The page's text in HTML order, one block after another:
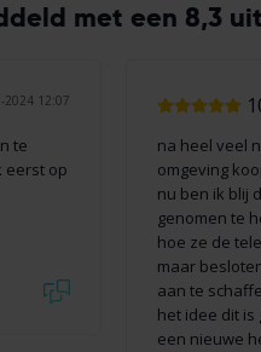
met een 8,3
2024 12:07
te
eerst op
na heel veel
omgeving
nu ben ik blij
genomen te
hoe ze de
maar
aan te
het idee dit
een nieuwe